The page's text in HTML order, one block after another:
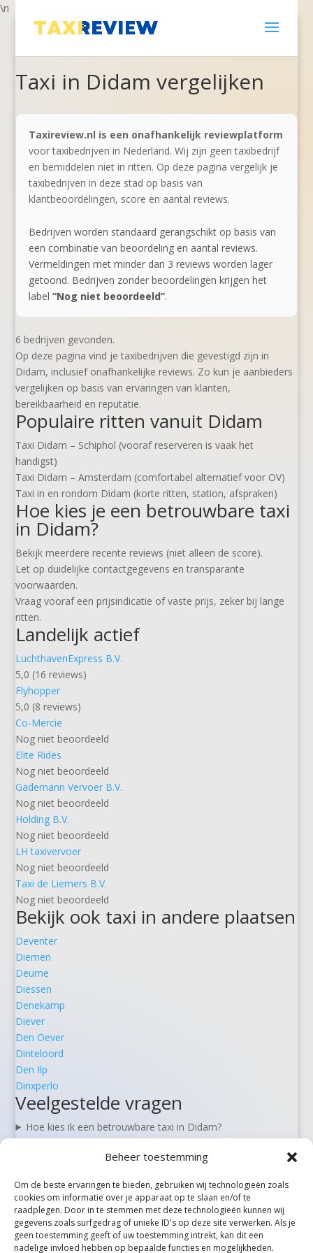
Beheer toestemming
Om de beste ervaringen te bieden, gebruiken wij technologieën zoals
cookies om informatie over je apparaat op te slaan en/of te
raadplegen. Door in te stemmen met deze technologieën kunnen wij
gegevens zoals surfgedrag of unieke ID's op deze site verwerken. Als je
geen toestemming geeft of uw toestemming intrekt, kan dit een
nadelige invloed hebben op bepaalde functies en mogelijkheden.
\n
Taxi in Didam vergelijken
Taxireview.nl is een onafhankelijk reviewplatform
voor taxibedrijven in Nederland. Wij zijn geen taxibedrijf
en bemiddelen niet in ritten. Op deze pagina vergelijk je
taxibedrijven in deze stad op basis van
klantbeoordelingen, score en aantal reviews.
Bedrijven worden standaard gerangschikt op basis van
een combinatie van beoordeling en aantal reviews.
Vermeldingen met minder dan 3 reviews worden lager
getoond. Bedrijven zonder beoordelingen krijgen het
label“Nog niet beoordeeld”.
6 bedrijven gevonden.
Op deze pagina vind je taxibedrijven die gevestigd zijn in
Didam, inclusief onafhankelijke reviews. Zo kun je aanbieders
vergelijken op basis van ervaringen van klanten,
bereikbaarheid en reputatie.
Populaire ritten vanuit Didam
Taxi Didam – Schiphol (vooraf reserveren is vaak het
handigst)
Taxi Didam – Amsterdam (comfortabel alternatief voor OV)
Taxi in en rondom Didam (korte ritten, station, afspraken)
Hoe kies je een betrouwbare taxi
in Didam?
Bekijk meerdere recente reviews (niet alleen de score).
Let op duidelijke contactgegevens en transparante
voorwaarden.
Vraag vooraf een prijsindicatie of vaste prijs, zeker bij lange
ritten.
Landelijk actief
LuchthavenExpress B.V.
5,0 (16 reviews)
Flyhopper
5,0 (8 reviews)
Co-Mercie
Nog niet beoordeeld
Elite Rides
Nog niet beoordeeld
Gademann Vervoer B.V.
Nog niet beoordeeld
Holding B.V.
Nog niet beoordeeld
LH taxivervoer
Nog niet beoordeeld
Taxi de Liemers B.V.
Nog niet beoordeeld
Bekijk ook taxi in andere plaatsen
Deventer
Diemen
Deurne
Diessen
Denekamp
Diever
Den Oever
Dinteloord
Den Ilp
Dinxperlo
Veelgestelde vragen
Hoe kies ik een betrouwbare taxi in Didam?
Kan ik een taxi in Didam vooraf reserveren?
Zijn er 24/7 taxi’s beschikbaar in Didam?
Kan ik in Didam ook rolstoel- of zorgvervoer boeken?
Alle steden